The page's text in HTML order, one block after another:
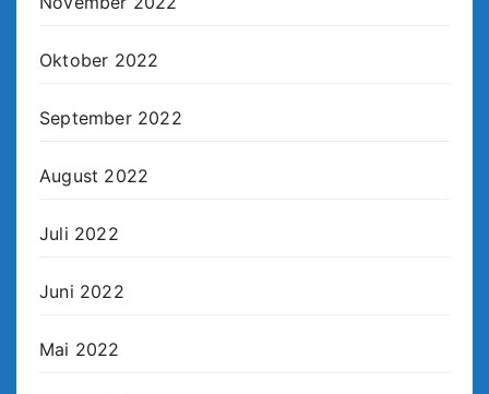
Oktober 2022
September 2022
August 2022
Juli 2022
Juni 2022
Mai 2022